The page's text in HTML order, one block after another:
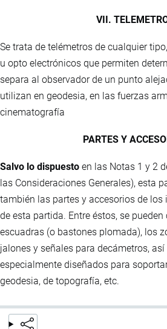
VII.
Se trata de telémetros de cualquier
u opto electrónicos que permiten
separa al observador de un punto
utilizan en geodesia, en las fuerzas
cinematografía
PARTES Y
Salvo lo dispuesto en las Notas 1 y 2
las Consideraciones Generales), esta
también las partes y accesorios de
de esta partida. Entre éstos, se
escuadras (o bastones plomada), los
jalones y señales para decámetros,
especialmente diseñados para
geodesia, de topografía, etc.